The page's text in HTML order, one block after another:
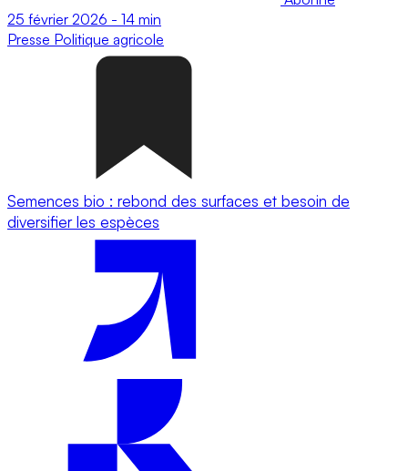
25 février 2026 - 14 min
Presse Politique agricole
Semences bio : rebond des surfaces et besoin de
diversifier les espèces